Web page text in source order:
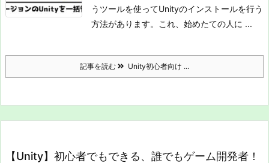
うツールを使ってUnityのインストールを行う
方法があります。
これ、始めたての人に ...
記事を読む Unity初心者向け ...
【Unity】初心者でもできる、誰でもゲーム開発者！